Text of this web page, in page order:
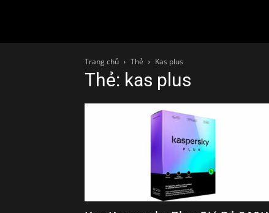
Trang chủ Thẻ Kas plus
Thẻ: kas plus